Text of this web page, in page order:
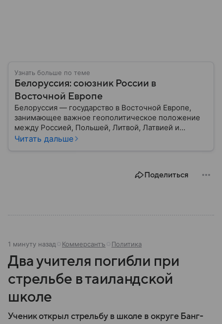
Узнать больше по теме
Белоруссия: союзник России в
Восточной Европе
Белоруссия — государство в Восточной Европе,
занимающее важное геополитическое положение
между Россией, Польшей, Литвой, Латвией и
Украиной. Несмотря на свою небольшую
Читать дальше
Поделиться
1 минуту назад Коммерсантъ Политика
Два учителя погибли при
стрельбе в таиландской
школе
Ученик открыл стрельбу в школе в округе Банг-